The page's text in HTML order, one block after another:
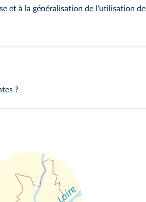
et à la généralisation de l'utilisation de
?